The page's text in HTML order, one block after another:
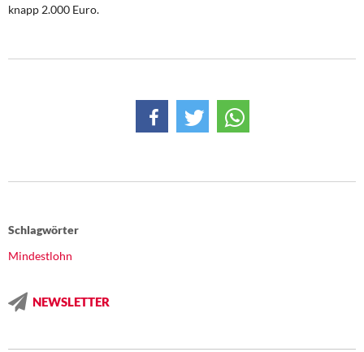
knapp 2.000 Euro.
Schlagwörter
Mindestlohn
NEWSLETTER